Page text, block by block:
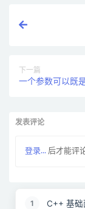
下一篇
一个参数可以既
发表评论
登录... 后才能评
1 C++ 基础